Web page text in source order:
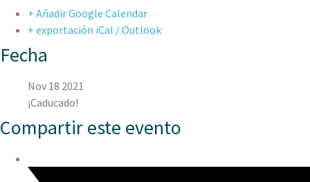
+ Añadir Google Calendar
+ exportación iCal / Outlook
Fecha
Nov 18 2021
¡Caducado!
Compartir este evento